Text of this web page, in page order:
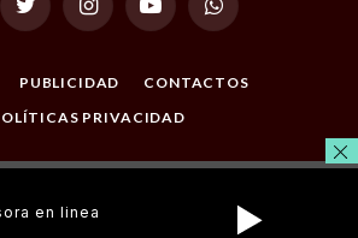
Twitter InstagramYouTubeWhatsApp
PUBLICIDAD
CONTACTOS
PRIVACIDAD
Reservados. Desarrollado por
en linea